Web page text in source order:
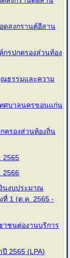
ดสงกรานต์อีสาน
กรปกครองส่วนท้อง
ณธรรมและความ
ศบาลนครขอนแก่น
ครองส่วนท้องถิ่น
2565
2566
นงบประมาณ
1 (ต.ค. 2565 -
าชนต่องานบริการ
2565 (LPA)